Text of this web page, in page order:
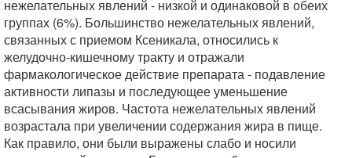
нежелательных явлений - низкой и одинаковой в обеих
группах (6%). Большинство нежелательных явлений,
связанных с приемом Ксеникала, относились к
желудочно-кишечному тракту и отражали
фармакологическое действие препарата - подавление
активности липазы и последующее уменьшение
всасывания жиров. Частота нежелательных явлений
возрастала при увеличении содержания жира в пище.
Как правило, они были выражены слабо и носили